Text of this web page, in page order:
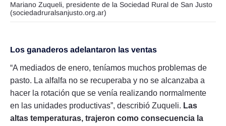
Mariano Zuqueli, presidente de la Sociedad Rural de San Justo
(sociedadruralsanjusto.org.ar)
Los ganaderos adelantaron las ventas
“A mediados de enero, teníamos muchos problemas de
pasto. La alfalfa no se recuperaba y no se alcanzaba a
hacer la rotación que se venía realizando normalmente
en las unidades productivas”, describió Zuqueli. Las
altas temperaturas, trajeron como consecuencia la